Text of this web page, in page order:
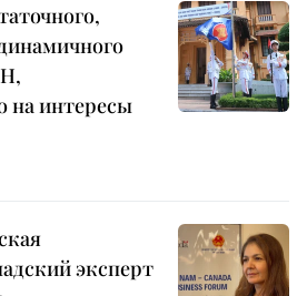
на интересы
эксперт